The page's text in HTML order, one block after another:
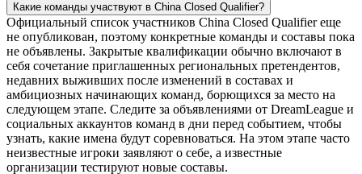
Какие команды участвуют в China Closed Qualifier?
Официальный список участников China Closed Qualifier еще
не опубликован, поэтому конкретные команды и составы пока
не объявлены. Закрытые квалификации обычно включают в
себя сочетание приглашенных региональных претендентов,
недавних выживших после изменений в составах и
амбициозных начинающих команд, борющихся за место на
следующем этапе. Следите за объявлениями от DreamLeague и
социальных аккаунтов команд в дни перед событием, чтобы
узнать, какие имена будут соревноваться. На этом этапе часто
неизвестные игроки заявляют о себе, а известные
организации тестируют новые составы.